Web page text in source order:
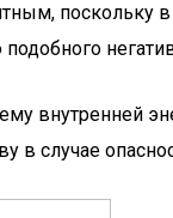
поскольку
внутренней
в случае